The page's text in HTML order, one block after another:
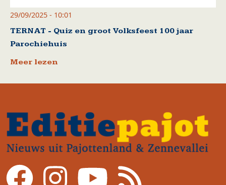
29/09/2025 - 10:01
TERNAT - Quiz en groot Volksfeest 100 jaar
Parochiehuis
Meer lezen